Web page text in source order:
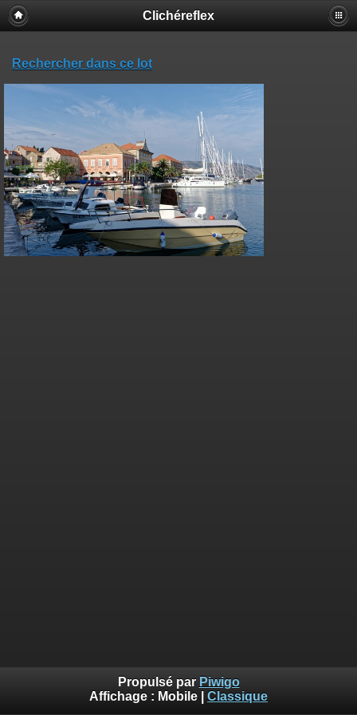
Clichéreflex
Rechercher dans ce lot
Propulsé par Piwigo
Affichage : Mobile Classique